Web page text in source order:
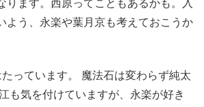
ります。西原ってこともあるかも。入
よう、永楽や葉月京も考えておこうか
っています。 魔法石は変わらず純太
も気を付けていますが、永楽が好き